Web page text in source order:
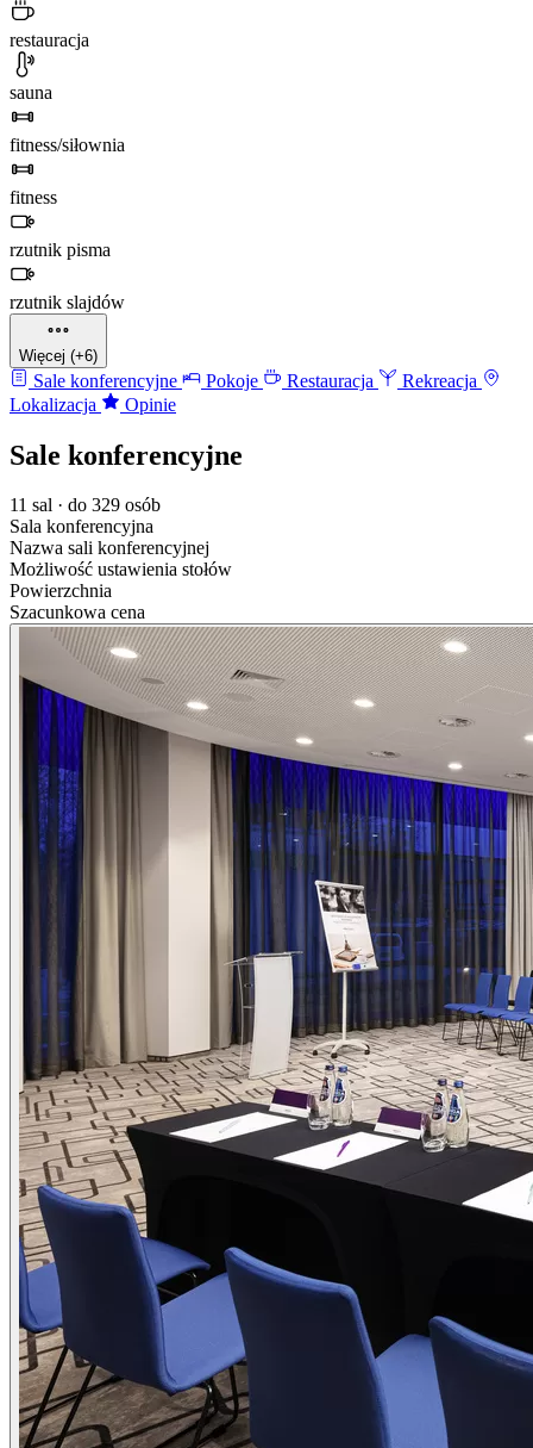
restauracja
sauna
fitness/siłownia
fitness
rzutnik pisma
rzutnik slajdów
Więcej (+6)
Sale konferencyjne Pokoje Restauracja
Rekreacja
Lokalizacja
Opinie
Sale konferencyjne
11 sal · do 329 osób
Sala konferencyjna
Nazwa sali konferencyjnej
Możliwość ustawienia stołów
Powierzchnia
Szacunkowa cena